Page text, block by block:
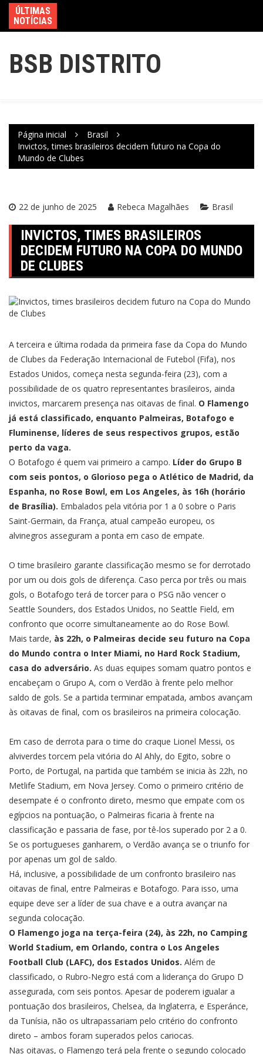
ÚLTIMAS
NOTÍCIAS
BSB DISTRITO
Página inicial
Brasil
Invictos, times brasileiros decidem futuro na Copa do
Mundo de Clubes
22 de junho de 2025 Rebeca Magalhães Brasil
INVICTOS, TIMES BRASILEIROS
DECIDEM FUTURO NA COPA DO MUNDO
DE CLUBES
A terceira e última rodada da primeira fase da Copa do Mundo
de Clubes da Federação Internacional de Futebol (Fifa), nos
Estados Unidos, começa nesta segunda-feira (23), com a
possibilidade de os quatro representantes brasileiros, ainda
invictos, marcarem presença nas oitavas de final. O Flamengo
já está classificado, enquanto Palmeiras, Botafogo e
Fluminense, líderes de seus respectivos grupos, estão
perto da vaga.
O Botafogo é quem vai primeiro a campo. Líder do Grupo B
com seis pontos, o Glorioso pega o Atlético de Madrid, da
Espanha, no Rose Bowl, em Los Angeles, às 16h (horário
de Brasília). Embalados pela vitória por 1 a 0 sobre o Paris
Saint-Germain, da França, atual campeão europeu, os
alvinegros asseguram a ponta em caso de empate.
O time brasileiro garante classificação mesmo se for derrotado
por um ou dois gols de diferença. Caso perca por três ou mais
gols, o Botafogo terá de torcer para o PSG não vencer o
Seattle Sounders, dos Estados Unidos, no Seattle Field, em
confronto que ocorre simultaneamente ao do Rose Bowl.
Mais tarde, às 22h, o Palmeiras decide seu futuro na Copa
do Mundo contra o Inter Miami, no Hard Rock Stadium,
casa do adversário. As duas equipes somam quatro pontos e
encabeçam o Grupo A, com o Verdão à frente pelo melhor
saldo de gols. Se a partida terminar empatada, ambos avançam
às oitavas de final, com os brasileiros na primeira colocação.
Em caso de derrota para o time do craque Lionel Messi, os
alviverdes torcem pela vitória do Al Ahly, do Egito, sobre o
Porto, de Portugal, na partida que também se inicia às 22h, no
Metlife Stadium, em Nova Jersey. Como o primeiro critério de
desempate é o confronto direto, mesmo que empate com os
egípcios na pontuação, o Palmeiras ficaria à frente na
classificação e passaria de fase, por tê-los superado por 2 a 0.
Se os portugueses ganharem, o Verdão avança se o triunfo for
por apenas um gol de saldo.
Há, inclusive, a possibilidade de um confronto brasileiro nas
oitavas de final, entre Palmeiras e Botafogo. Para isso, uma
equipe deve ser a líder de sua chave e a outra avançar na
segunda colocação.
O Flamengo joga na terça-feira (24), às 22h, no Camping
World Stadium, em Orlando, contra o Los Angeles
Football Club (LAFC), dos Estados Unidos. Além de
classificado, o Rubro-Negro está com a liderança do Grupo D
assegurada, com seis pontos. Apesar de poderem igualar a
pontuação dos brasileiros, Chelsea, da Inglaterra, e Esperánce,
da Tunísia, não os ultrapassariam pelo critério do confronto
direto – ambos foram superados pelos cariocas.
Nas oitavas, o Flamengo terá pela frente o segundo colocado